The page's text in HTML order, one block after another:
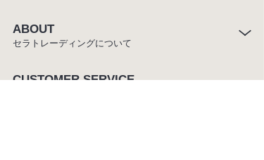
ABOUT
セラトレーディングについて
CUSTOMER SERVICE